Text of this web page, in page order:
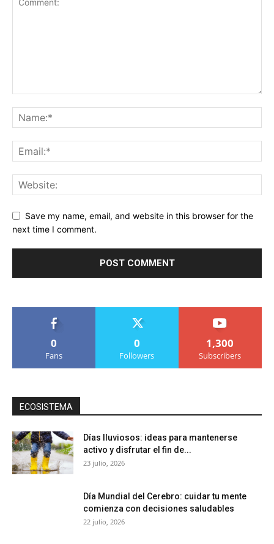
Save my name, email, and website in this browser for the
next time I comment.
0
Fans
0
Followers
1,300
Subscribers
ECOSISTEMA
Días lluviosos: ideas para mantenerse
activo y disfrutar el fin de...
23 julio, 2026
Día Mundial del Cerebro: cuidar tu mente
comienza con decisiones saludables
22 julio, 2026